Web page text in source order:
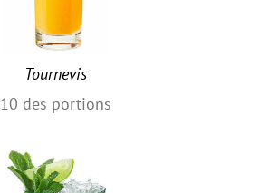
Tournevis
10 des portions